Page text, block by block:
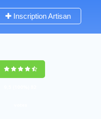
Inscription Artisan